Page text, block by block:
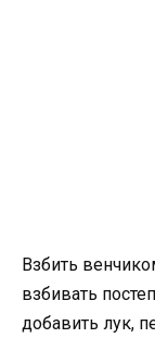
Взбить
взбивать
добавить лук,